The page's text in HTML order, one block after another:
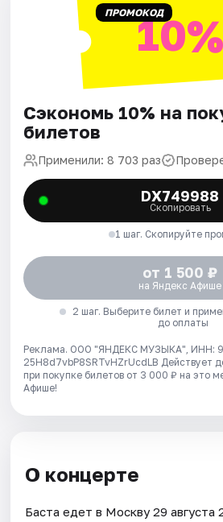
ПРОМОКОД10%
Сэкономь 10% на
билетов
Применили: 8 703 раз
DX749988
Скопировать
1 шаг. Скопируйте
от 1 500 ₽
на Яндекс Афише
2 шаг. Выберите билет и
до оплаты
Реклама. ООО "ЯНДЕКС МУЗЫКА", ИНН:
25H8d7vbP8SRTvHZrUcdLB Действует
при покупке билетов от 3 000 ₽ на это
Афише!
О концерте
Баста едет в Москву 29 августа